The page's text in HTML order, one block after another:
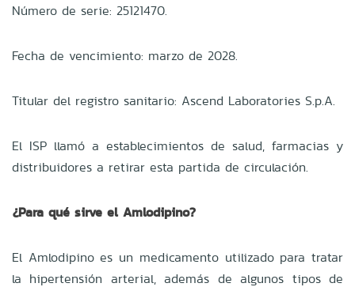
Número de serie: 25121470.
Fecha de vencimiento: marzo de 2028.
Titular del registro sanitario: Ascend Laboratories S.p.A.
El ISP llamó a establecimientos de salud, farmacias y
distribuidores a retirar esta partida de circulación.
¿Para qué sirve el Amlodipino?
El Amlodipino es un medicamento utilizado para tratar
la hipertensión arterial, además de algunos tipos de